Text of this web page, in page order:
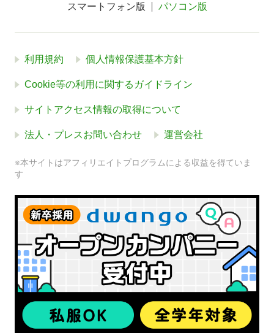
スマートフォン版 パソコン版
利用規約 個人情報保護基本方針
Cookie等の利用に関するガイドライン
サイトアクセス情報の取得について
法人・プレスお問い合わせ 運営会社
※本サイトはアフィリエイトプログラムによる収益を得ていま
す